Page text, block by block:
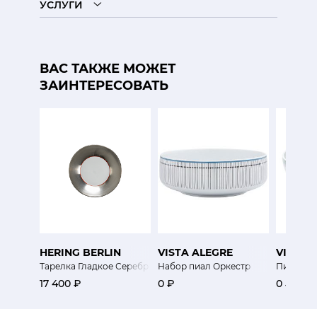
УСЛУГИ
ВАС ТАКЖЕ МОЖЕТ
ЗАИНТЕРЕСОВАТЬ
HERING BERLIN
Тарелка Гладкое Серебр
17 400 ₽
VISTA ALEGRE
Набор пиал Оркестр
0 ₽
VISTA
Пиала
0 ₽